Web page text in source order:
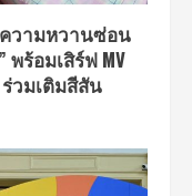
ความหวานซ่อน
พร้อมเสิร์ฟ MV
วมเติมสีสัน